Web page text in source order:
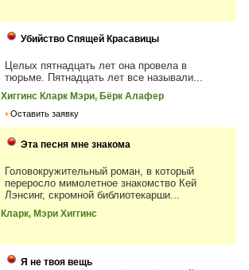
Убийство Спящей Красавицы
Целых пятнадцать лет она провела в
тюрьме. Пятнадцать лет все называли...
Хиггинс Кларк Мэри, Бёрк Алафер
Оставить заявку
Эта песня мне знакома
Головокружительный роман, в который
переросло мимолетное знакомство Кей
Лэнсинг, скромной библиотекарши...
Кларк, Мэри Хиггинс
Я не твоя вещь